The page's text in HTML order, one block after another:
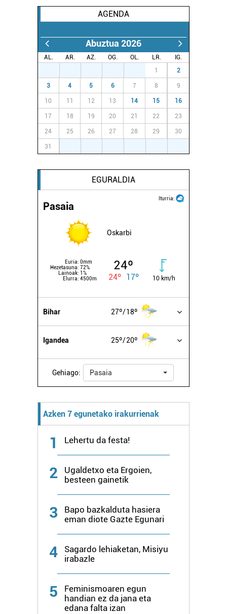
AGENDA
Abuztua 2026
AL. AR. AZ. OG. OL. LR.
IG.
1 2
3 4 5 6 7 8 9
10 11 12 13 14 15 16
17 18 19 20 21 22 23
24 25 26 27 28 29 30
31
EGURALDIA
Iturria:
Pasaia
Oskarbi
Euria: 0mm
Hezetasuna: 72%
Lainoak: 1%
Elurra: 4500m
24º
24º 17º 10 km/h
Bihar 27º 18º
Igandea 25º 20º
Gehiago: Pasaia
Azken 7 egunetako irakurrienak
1 Lehertu da festa!
2
Ugaldetxo eta Ergoien,
besteen gainetik
3
Bapo bazkalduta hasiera
eman diote Gazte Egunari
4
Sagardo lehiaketan, Misiyu
irabazle
5
Feminismoaren egun
handian ez da jana eta
edana falta izan